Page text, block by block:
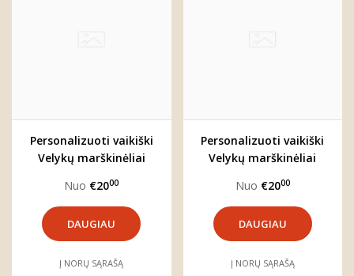
Personalizuoti vaikiški
Velykų marškinėliai
Nuo €2000
DAUGIAU
Į NORŲ SĄRAŠĄ
Personalizuoti vaikiški
Velykų marškinėliai
Nuo €2000
DAUGIAU
Į NORŲ SĄRAŠĄ